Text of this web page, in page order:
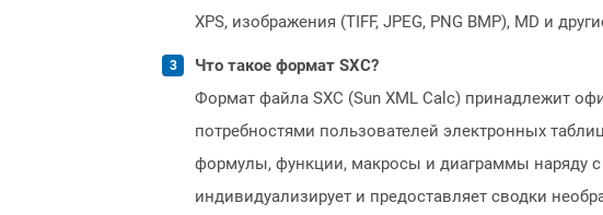
XPS, изображения (TIFF, JPEG, PNG BMP), MD и
Что такое формат SXC?
Формат файла SXC (Sun XML Calc) принадлежит
потребностями пользователей электронных
формулы, функции, макросы и диаграммы наряду с
индивидуализирует и предоставляет сводки